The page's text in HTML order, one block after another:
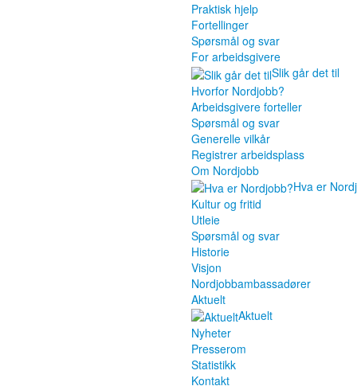
Praktisk hjelp
Fortellinger
Spørsmål og svar
For arbeidsgivere
Slik går det til
Hvorfor Nordjobb?
Arbeidsgivere forteller
Spørsmål og svar
Generelle vilkår
Registrer arbeidsplass
Om Nordjobb
Hva er
Kultur og fritid
Utleie
Spørsmål og svar
Historie
Visjon
Nordjobbambassadører
Aktuelt
Aktuelt
Nyheter
Presserom
Statistikk
Kontakt